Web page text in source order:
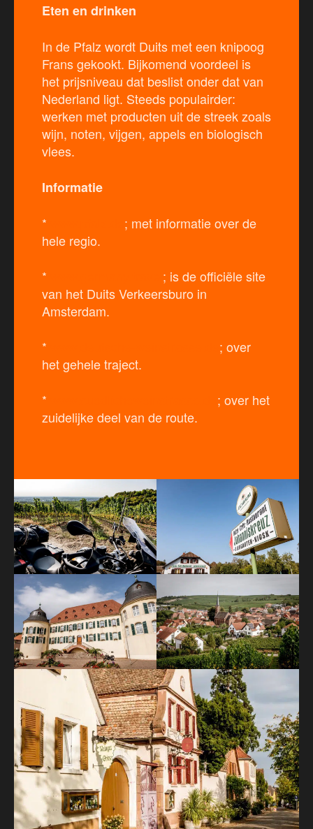
Eten en drinken
In de Pfalz wordt Duits met een knipoog
Frans gekookt. Bijkomend voordeel is
het prijsniveau dat beslist onder dat van
Nederland ligt. Steeds populairder:
werken met producten uit de streek zoals
wijn, noten, vijgen, appels en biologisch
vlees.
Informatie
*
; met informatie over de
hele regio.
*
; is de officiële site
van het Duits Verkeersburo in
Amsterdam.
*
; over
het gehele traject.
*
; over het
zuidelijke deel van de route.